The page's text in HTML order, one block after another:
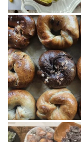
カレーパン(2)
VOL.07(1)
創刊号(1)
マチボン
グッドモーニングファーム
ポケモンカードゲーム(1)
人気ブロガー(2)
ハズミズ
きみとカイゴ(1)
湿原(1)
スケジュール帳(1)
平岡 宏幸さん(1)
シンガ
ケンブン(16)
大喫茶展(1)
ナガオカケンメイ(1)
きみ
新日本建設 株式会社(1)
ちゃんゆ胃(1)
今治(2)